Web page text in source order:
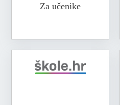
Za učenike